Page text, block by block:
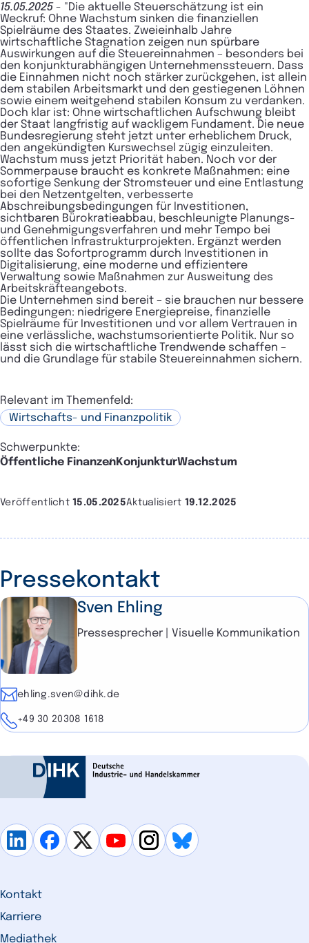
15.05.2025 - "Die aktuelle Steuerschätzung ist ein
Weckruf: Ohne Wachstum sinken die finanziellen
Spielräume des Staates. Zweieinhalb Jahre
wirtschaftliche Stagnation zeigen nun spürbare
Auswirkungen auf die Steuereinnahmen – besonders bei
den konjunkturabhängigen Unternehmenssteuern. Dass
die Einnahmen nicht noch stärker zurückgehen, ist allein
dem stabilen Arbeitsmarkt und den gestiegenen Löhnen
sowie einem weitgehend stabilen Konsum zu verdanken.
Doch klar ist: Ohne wirtschaftlichen Aufschwung bleibt
der Staat langfristig auf wackligem Fundament. Die neue
Bundesregierung steht jetzt unter erheblichem Druck,
den angekündigten Kurswechsel zügig einzuleiten.
Wachstum muss jetzt Priorität haben. Noch vor der
Sommerpause braucht es konkrete Maßnahmen: eine
sofortige Senkung der Stromsteuer und eine Entlastung
bei den Netzentgelten, verbesserte
Abschreibungsbedingungen für Investitionen,
sichtbaren Bürokratieabbau, beschleunigte Planungs-
und Genehmigungsverfahren und mehr Tempo bei
öffentlichen Infrastrukturprojekten. Ergänzt werden
sollte das Sofortprogramm durch Investitionen in
Digitalisierung, eine moderne und effizientere
Verwaltung sowie Maßnahmen zur Ausweitung des
Arbeitskräfteangebots.
Die Unternehmen sind bereit – sie brauchen nur bessere
Bedingungen: niedrigere Energiepreise, finanzielle
Spielräume für Investitionen und vor allem Vertrauen in
eine verlässliche, wachstumsorientierte Politik. Nur so
lässt sich die wirtschaftliche Trendwende schaffen –
und die Grundlage für stabile Steuereinnahmen sichern.
Relevant im Themenfeld:
Wirtschafts- und Finanzpolitik
Schwerpunkte:
Öffentliche FinanzenKonjunkturWachstum
Veröffentlicht15.05.2025Aktualisiert 19.12.2025
Pressekontakt
Sven Ehling
Pressesprecher | Visuelle Kommunikation
E-Mailehling.sven@dihk.de
Telefon
+49 30 20308 1618
Kontakt
Karriere
Mediathek